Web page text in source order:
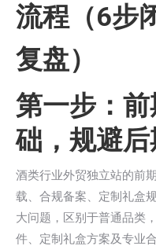
流程（6步
复盘）
第一步：
础，规避后
酒类行业外贸独立站的前
载、合规备案、定制礼盒
大问题，区别于普通品类
件、定制礼盒方案及专业